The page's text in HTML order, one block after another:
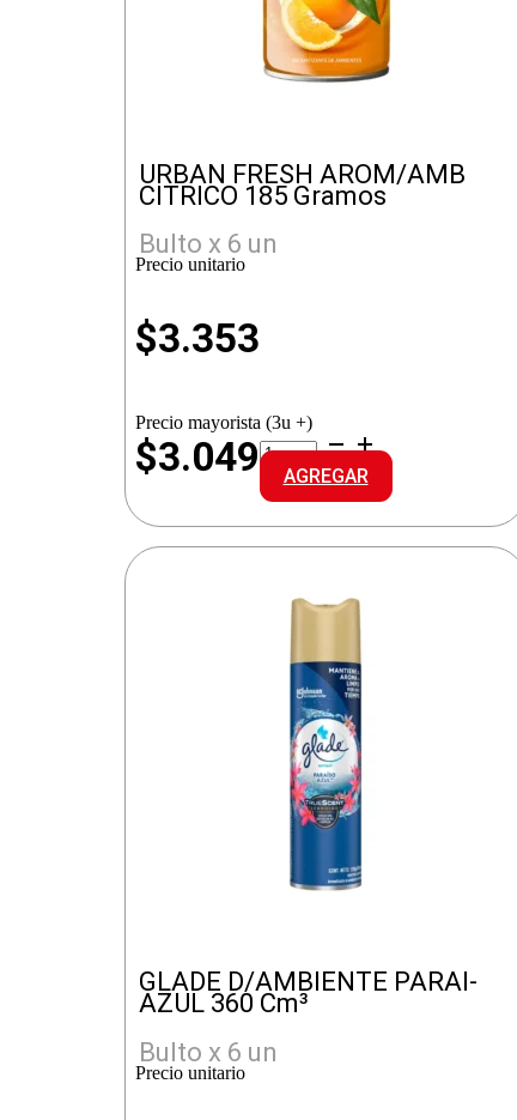
URBAN FRESH AROM/AMB
CITRICO 185 Gramos
Bulto x 6 un
Precio unitario
$3.353
Precio mayorista (3u +)
$3.049URBAN
FRESH
AROM/AMB
CITRICO
cantidad
AGREGAR
GLADE D/AMBIENTE PARAI-
AZUL 360 Cm³
Bulto x 6 un
Precio unitario